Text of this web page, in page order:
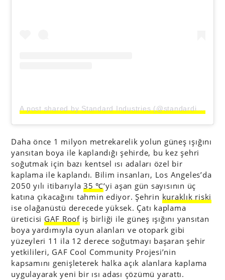
Daha önce 1 milyon metrekarelik yolun güneş ışığını
yansıtan boya ile kaplandığı şehirde, bu kez şehri
soğutmak için bazı kentsel ısı adaları özel bir
kaplama ile kaplandı. Bilim insanları, Los Angeles’da
2050 yılı itibarıyla35 ℃‘yi aşan gün sayısının üç
katına çıkacağını tahmin ediyor. Şehrin kuraklık riski
ise olağanüstü derecede yüksek. Çatı kaplama
üreticisi GAF Roofiş birliği ile güneş ışığını yansıtan
boya yardımıyla oyun alanları ve otopark gibi
yüzeyleri 11 ila 12 derece soğutmayı başaran şehir
yetkilileri, GAF Cool Community Projesi’nin
kapsamını genişleterek halka açık alanlara kaplama
uygulayarak yeni bir ısı adası çözümü yarattı.